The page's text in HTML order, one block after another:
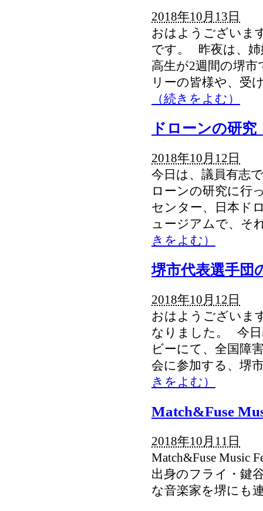
2018年10月13日
おはようございま
です。 昨夜は、姉
高生が2週間の堺
リーの皆様や、受
（続きをよむ）
ドローンの研
2018年10月12日
今日は、議員有志
ローンの研究に行
センター、日本ド
ュージアムで、そ
きをよむ）
堺市代表選手
2018年10月12日
おはようございま
なりました。 今日
ビーにて、全国障
会に参加する、堺
きをよむ）
Match&Fuse
2018年10月11日
Match&Fuse Music
出身のフライ・鍵
な音楽家を堺にも